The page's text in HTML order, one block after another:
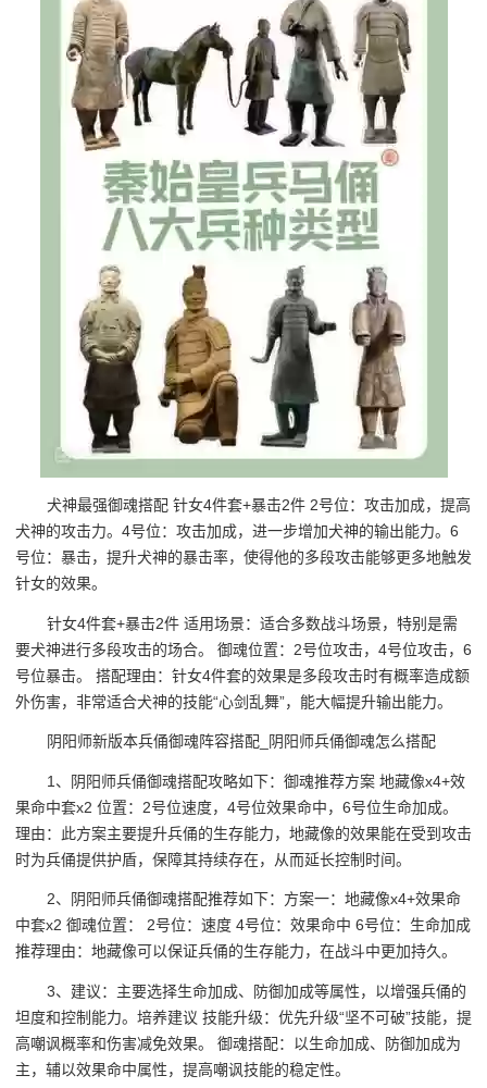
犬神最强御魂搭配 针女4件套+暴击2件 2号位：攻击加成，提高
犬神的攻击力。4号位：攻击加成，进一步增加犬神的输出能力。6
号位：暴击，提升犬神的暴击率，使得他的多段攻击能够更多地触发
针女的效果。
针女4件套+暴击2件 适用场景：适合多数战斗场景，特别是需
要犬神进行多段攻击的场合。 御魂位置：2号位攻击，4号位攻击，6
号位暴击。 搭配理由：针女4件套的效果是多段攻击时有概率造成额
外伤害，非常适合犬神的技能“心剑乱舞”，能大幅提升输出能力。
阴阳师新版本兵俑御魂阵容搭配_阴阳师兵俑御魂怎么搭配
1、阴阳师兵俑御魂搭配攻略如下：御魂推荐方案 地藏像x4+效
果命中套x2 位置：2号位速度，4号位效果命中，6号位生命加成。
理由：此方案主要提升兵俑的生存能力，地藏像的效果能在受到攻击
时为兵俑提供护盾，保障其持续存在，从而延长控制时间。
2、阴阳师兵俑御魂搭配推荐如下：方案一：地藏像x4+效果命
中套x2 御魂位置： 2号位：速度 4号位：效果命中 6号位：生命加成
推荐理由：地藏像可以保证兵俑的生存能力，在战斗中更加持久。
3、建议：主要选择生命加成、防御加成等属性，以增强兵俑的
坦度和控制能力。培养建议 技能升级：优先升级“坚不可破”技能，提
高嘲讽概率和伤害减免效果。 御魂搭配：以生命加成、防御加成为
主，辅以效果命中属性，提高嘲讽技能的稳定性。